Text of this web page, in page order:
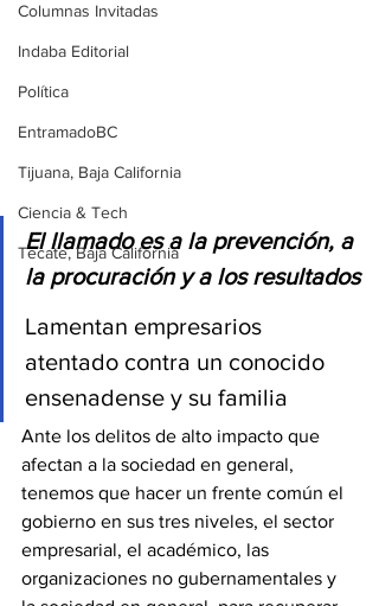
Columnas Invitadas
Indaba Editorial
Política
EntramadoBC
Tijuana, Baja California
Ciencia & Tech
Tecate, Baja California
El llamado es a la prevención, a
la procuración y a los resultados
Lamentan empresarios
atentado contra un conocido
ensenadense y su familia
Ante los delitos de alto impacto que
afectan a la sociedad en general,
tenemos que hacer un frente común el
gobierno en sus tres niveles, el sector
empresarial, el académico, las
organizaciones no gubernamentales y